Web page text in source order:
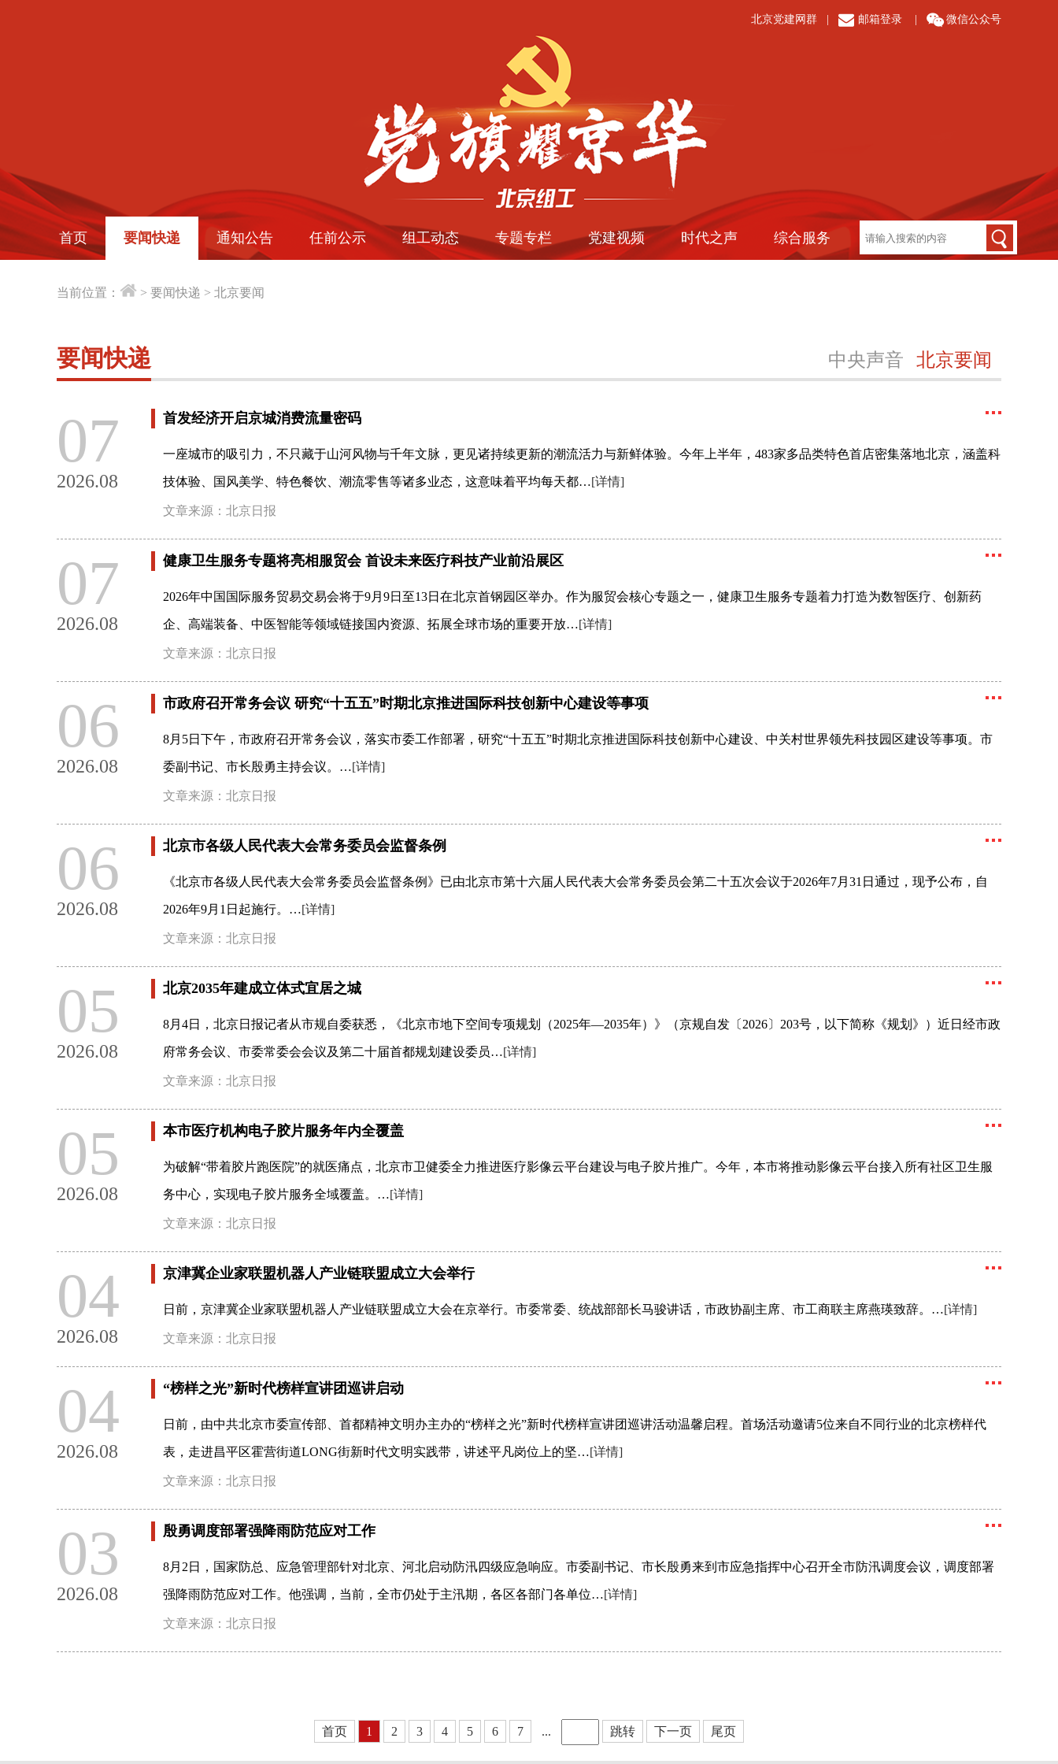
北京党建网群 邮箱登录 微信公众号
首页 要闻快递 通知公告 任前公示 组工动态 专题专栏 党建视频 时代之声 综合服务
当前位置： > 要闻快递 > 北京要闻
要闻快递 中央声音 北京要闻
07
2026.08
首发经济开启京城消费流量密码
一座城市的吸引力，不只藏于山河风物与千年文脉，更见诸持续更新的潮流活力与新鲜体验。今年上半年，483家多品类特色首店密集落地北京，涵盖科
技体验、国风美学、特色餐饮、潮流零售等诸多业态，这意味着平均每天都…[详情]
文章来源：北京日报
07
2026.08
健康卫生服务专题将亮相服贸会 首设未来医疗科技产业前沿展区
2026年中国国际服务贸易交易会将于9月9日至13日在北京首钢园区举办。作为服贸会核心专题之一，健康卫生服务专题着力打造为数智医疗、创新药
企、高端装备、中医智能等领域链接国内资源、拓展全球市场的重要开放…[详情]
文章来源：北京日报
06
2026.08
市政府召开常务会议 研究“十五五”时期北京推进国际科技创新中心建设等事项
8月5日下午，市政府召开常务会议，落实市委工作部署，研究“十五五”时期北京推进国际科技创新中心建设、中关村世界领先科技园区建设等事项。市
委副书记、市长殷勇主持会议。…[详情]
文章来源：北京日报
06
2026.08
北京市各级人民代表大会常务委员会监督条例
《北京市各级人民代表大会常务委员会监督条例》已由北京市第十六届人民代表大会常务委员会第二十五次会议于2026年7月31日通过，现予公布，自
2026年9月1日起施行。…[详情]
文章来源：北京日报
05
2026.08
北京2035年建成立体式宜居之城
8月4日，北京日报记者从市规自委获悉，《北京市地下空间专项规划（2025年—2035年）》（京规自发〔2026〕203号，以下简称《规划》）近日经市政
府常务会议、市委常委会会议及第二十届首都规划建设委员…[详情]
文章来源：北京日报
05
2026.08
本市医疗机构电子胶片服务年内全覆盖
为破解“带着胶片跑医院”的就医痛点，北京市卫健委全力推进医疗影像云平台建设与电子胶片推广。今年，本市将推动影像云平台接入所有社区卫生服
务中心，实现电子胶片服务全域覆盖。…[详情]
文章来源：北京日报
04
2026.08
京津冀企业家联盟机器人产业链联盟成立大会举行
日前，京津冀企业家联盟机器人产业链联盟成立大会在京举行。市委常委、统战部部长马骏讲话，市政协副主席、市工商联主席燕瑛致辞。…[详情]
文章来源：北京日报
04
2026.08
“榜样之光”新时代榜样宣讲团巡讲启动
日前，由中共北京市委宣传部、首都精神文明办主办的“榜样之光”新时代榜样宣讲团巡讲活动温馨启程。首场活动邀请5位来自不同行业的北京榜样代
表，走进昌平区霍营街道LONG街新时代文明实践带，讲述平凡岗位上的坚…[详情]
文章来源：北京日报
03
2026.08
殷勇调度部署强降雨防范应对工作
8月2日，国家防总、应急管理部针对北京、河北启动防汛四级应急响应。市委副书记、市长殷勇来到市应急指挥中心召开全市防汛调度会议，调度部署
强降雨防范应对工作。他强调，当前，全市仍处于主汛期，各区各部门各单位…[详情]
文章来源：北京日报
首页 1 2 3 4 5 6 7 ... 跳转 下一页 尾页